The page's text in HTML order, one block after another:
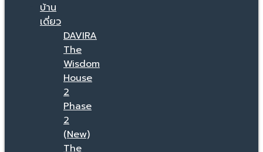
บ้าน
เดี่ยว
DAVIRA
The
Wisdom
House
2
Phase
2
(New)
The